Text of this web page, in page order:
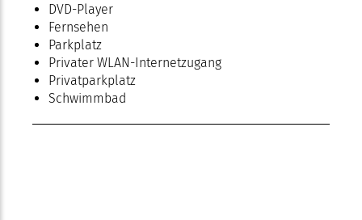
DVD-Player
Fernsehen
Parkplatz
Privater WLAN-Internetzugang
Privatparkplatz
Schwimmbad